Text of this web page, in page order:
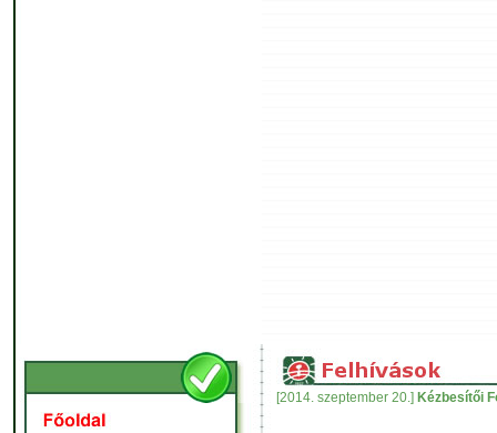
[2014. szeptember 20.] Kézbesítői